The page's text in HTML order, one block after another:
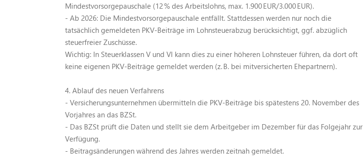
Mindestvorsorgepauschale (12 % des Arbeitslohns, max. 1.900 EUR/3.000 EUR).
- Ab 2026: Die Mindestvorsorgepauschale entfällt. Stattdessen werden nur noch die
tatsächlich gemeldeten PKV-Beiträge im Lohnsteuerabzug berücksichtigt, ggf. abzüglich
steuerfreier Zuschüsse.
Wichtig: In Steuerklassen V und VI kann dies zu einer höheren Lohnsteuer führen, da dort oft
keine eigenen PKV-Beiträge gemeldet werden (z. B. bei mitversicherten Ehepartnern).
4. Ablauf des neuen Verfahrens
- Versicherungsunternehmen übermitteln die PKV-Beiträge bis spätestens 20. November des
Vorjahres an das BZSt.
- Das BZSt prüft die Daten und stellt sie dem Arbeitgeber im Dezember für das Folgejahr zur
Verfügung.
- Beitragsänderungen während des Jahres werden zeitnah gemeldet.